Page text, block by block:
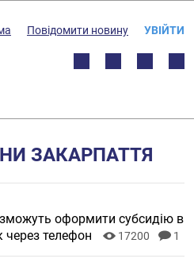
Повідомити новину УВІЙТИ
ЗАКАРПАТТЯ
зможуть оформити субсидію в
через телефон
17200 1